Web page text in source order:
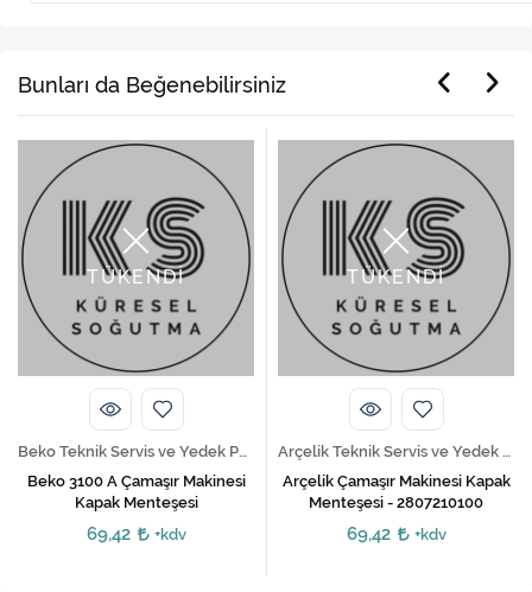
Bunları da Beğenebilirsiniz
TÜKENDİ
Beko Teknik Servis ve Yedek Parça Hizmetleri
Beko 3100 A Çamaşır Makinesi
Kapak Menteşesi
69,42 +kdv
TÜKENDİ
Arçelik Teknik Servis ve Yedek Parça Hizmetleri
Arçelik Çamaşır Makinesi Kapak
Menteşesi - 2807210100
69,42 +kdv